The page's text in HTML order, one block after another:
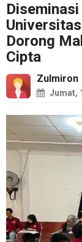
Dorong
Cipta
Zulmiron
Jumat,